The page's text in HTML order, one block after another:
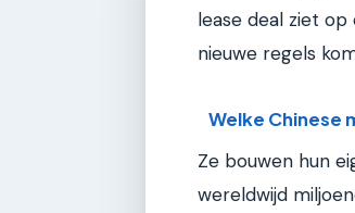
lease deal ziet
nieuwe regels
Welke Chinese
Ze bouwen hun
wereldwijd